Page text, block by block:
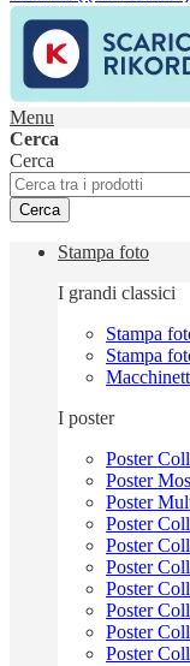
Menu
Cerca
Cerca
Cerca
Stampa foto
I grandi classici
Stampa
Stampa
I poster
Poster
Poster
Poster
Poster
Poster
Poster
Poster
Poster
Poster
Poster